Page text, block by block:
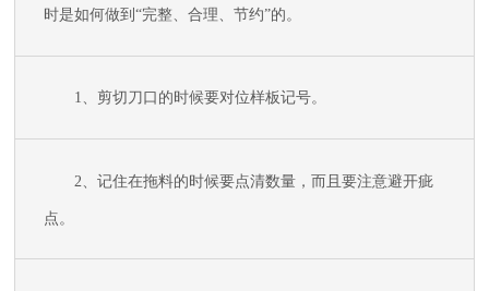
时是如何做到 “完整、合理、节约”的。
1、剪切刀口的时候要对位样板记号。
2 、记住在拖料的时候要点清数量，而且要注意避开疵
点。